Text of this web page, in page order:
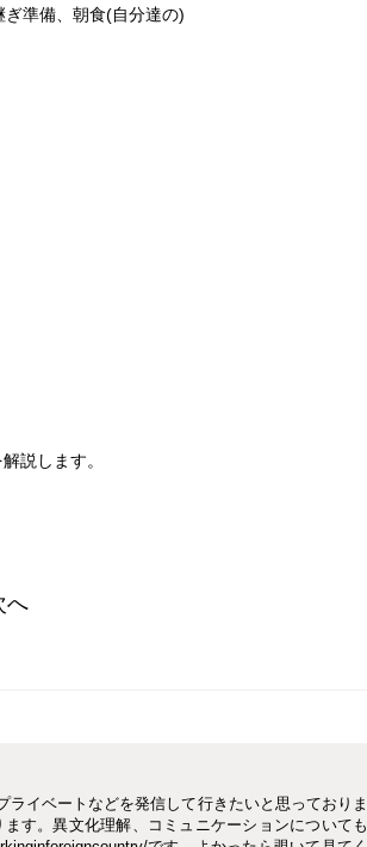
準備、朝食(自分達の)
説します。
へ
イベートなどを発信して行きたいと思っておりま
す。異文化理解、コミュニケーションについても